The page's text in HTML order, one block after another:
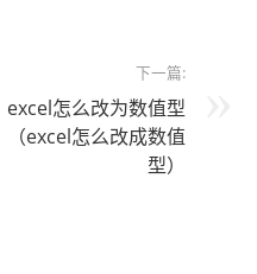
下一篇:
excel怎么改为数值型
（excel怎么改成数值
型）